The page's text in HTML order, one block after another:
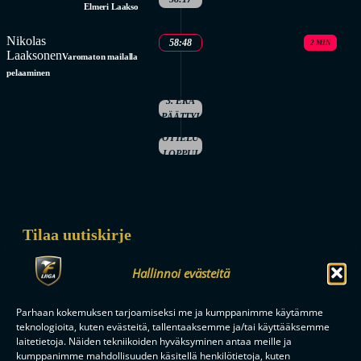
Hallinnoi evästeitä
Parhaan kokemuksen tarjoamiseksi me ja kumppanimme käytämme
teknologioita, kuten evästeitä, tallentaaksemme ja/tai käyttääksemme
laitetietoja. Näiden tekniikoiden hyväksyminen antaa meille ja
kumppanimme mahdollisuuden käsitellä henkilötietoja, kuten
Elmeri Laakso
Nikolas
LaaksonenVaromaton mailalla
pelaaminen
2 MIN
58:48
3. ERÄ
PÄÄTTYI
OTTELU
LOPPUI
Tilaa uutiskirje
Saat kirjeen noin kerran kuukaudessa F-liigakauden alusta
ratkaisuhetkiin asti.